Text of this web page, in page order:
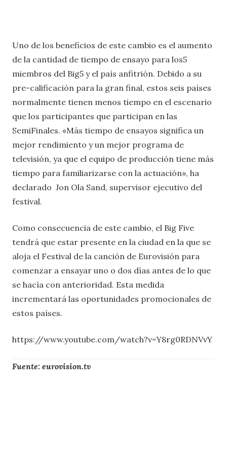
Uno de los beneficios de este cambio es el aumento
de la cantidad de tiempo de ensayo para los5
miembros del Big5 y el país anfitrión. Debido a su
pre-calificación para la gran final, estos seis países
normalmente tienen menos tiempo en el escenario
que los participantes que participan en las
SemiFinales. «Más tiempo de ensayos significa un
mejor rendimiento y un mejor programa de
televisión, ya que el equipo de producción tiene más
tiempo para familiarizarse con la actuación», ha
declarado Jon Ola Sand, supervisor ejecutivo del
festival.
Como consecuencia de este cambio, el Big Five
tendrá que estar presente en la ciudad en la que se
aloja el Festival de la canción de Eurovisión para
comenzar a ensayar uno o dos días antes de lo que
se hacía con anterioridad. Esta medida
incrementará las oportunidades promocionales de
estos países.
https://www.youtube.com/watch?v=Y8rg0RDNVvY
Fuente: eurovision.tv